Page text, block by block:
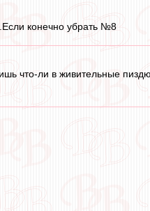
конечно убрать №8
что-ли в живительные